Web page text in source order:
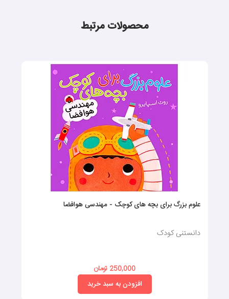
محصولات مرتبط
علوم بزرگ برای بچه های کوچک - مهندسی هوافضا
دانستنی کودک
250,000 تومان
افزودن به سبد خرید